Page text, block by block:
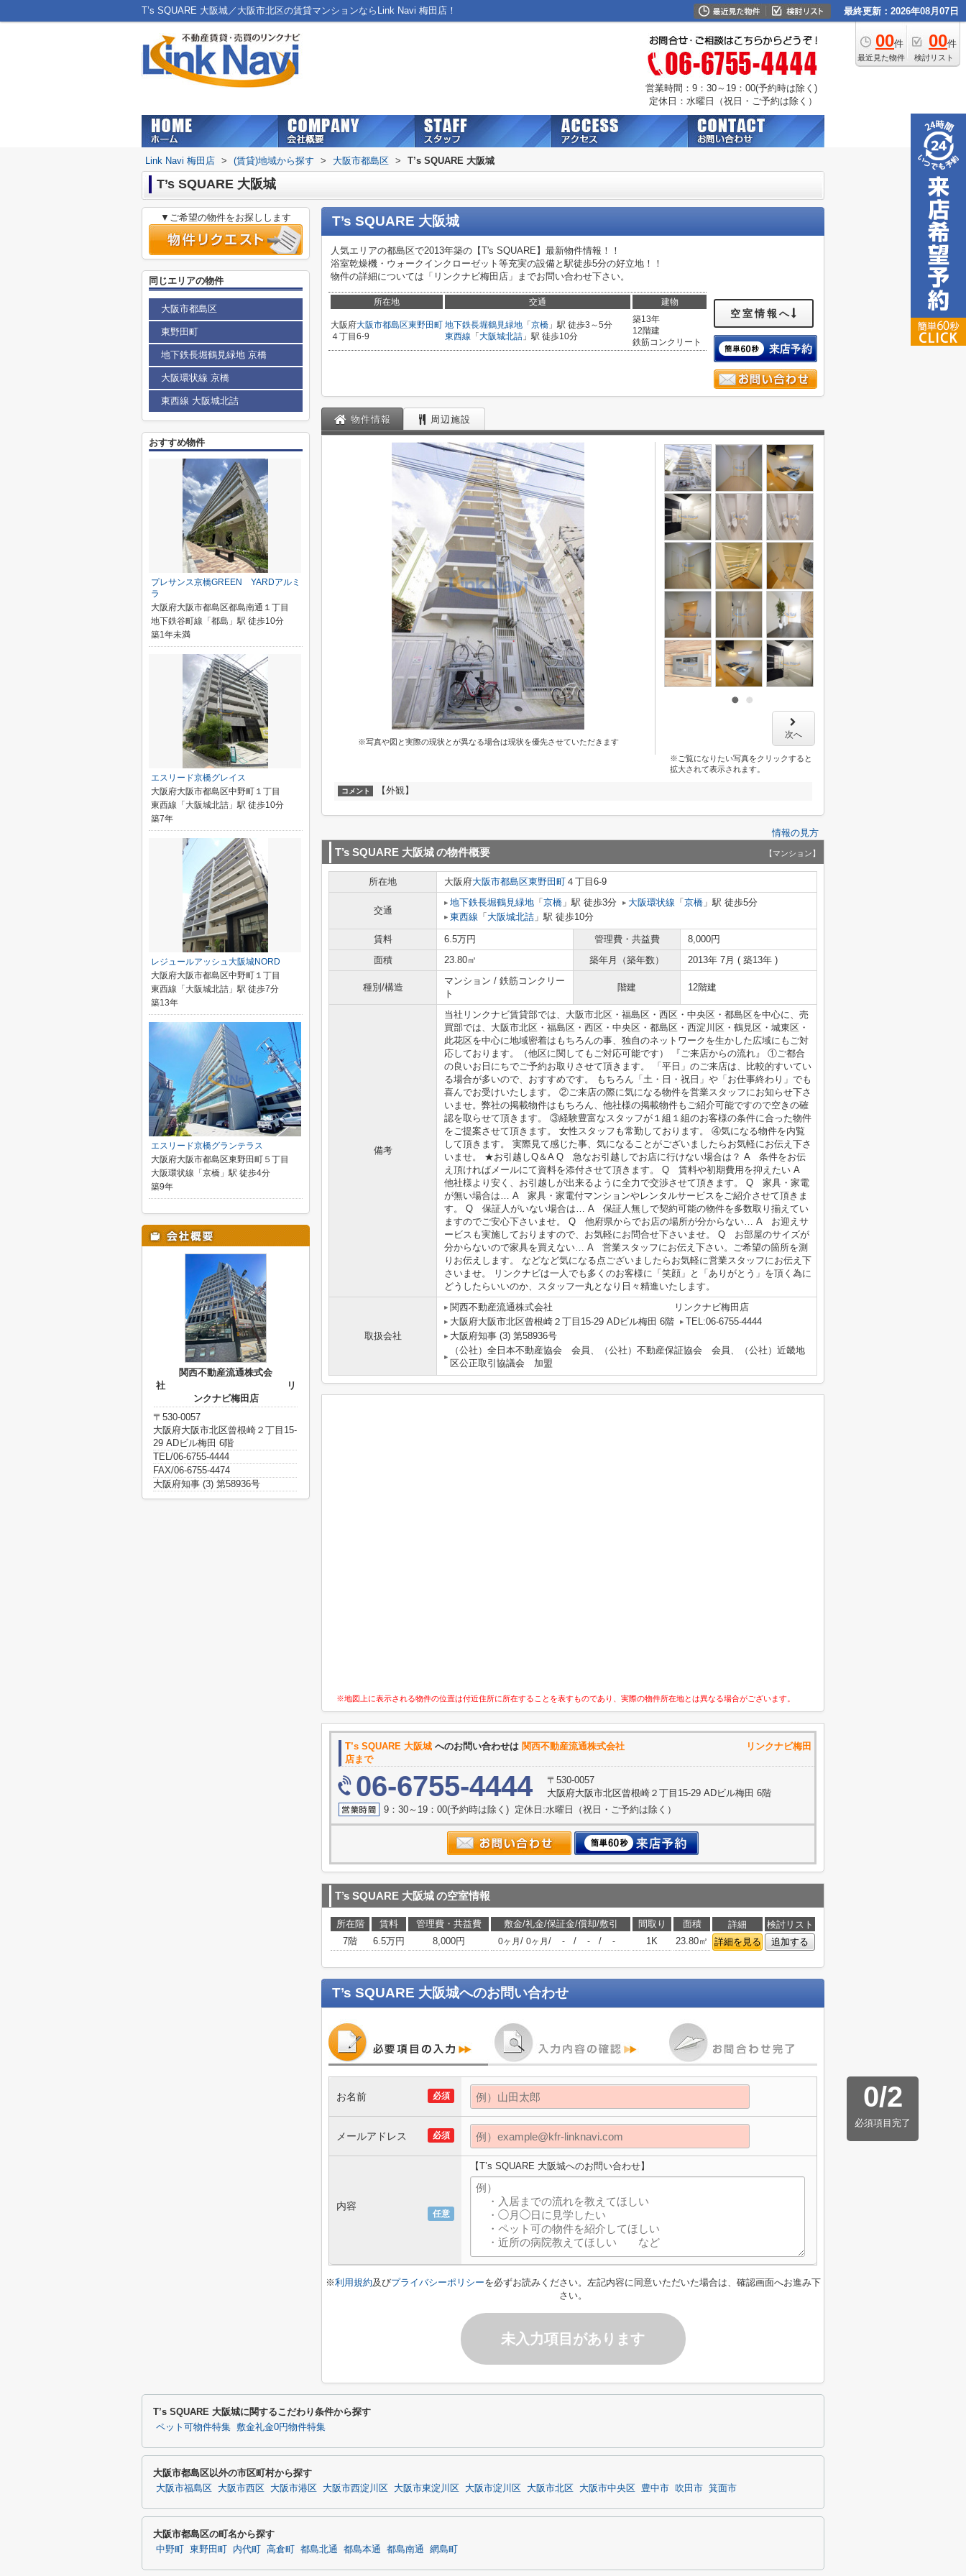
T’s SQUARE 大阪城／大阪市北区の賃貸マンションならLink Navi 梅田店！ 最終更新：2026年08月07日
00件
最近見た物件
00件
検討リスト
営業時間：9：30～19：00(予約時は除く)
定休日：水曜日（祝日・ご予約は除く）
Link Navi 梅田店 > (賃貸)地域から探す > 大阪市都島区 > T’s SQUARE 大阪城
T’s SQUARE 大阪城
T’s SQUARE 大阪城
人気エリアの都島区で2013年築の【T's SQUARE】最新物件情報！！
浴室乾燥機・ウォークインクローゼット等充実の設備と駅徒歩5分の好立地！！
物件の詳細については「リンクナビ梅田店」までお問い合わせ下さい。
所在地 交通 建物
大阪府大阪市都島区東野田町
４丁目6-9
地下鉄長堀鶴見緑地 「 京橋 」駅 徒歩3～5分
東西線 「 大阪城北詰 」駅 徒歩10分
築13年
12階建
鉄筋コンクリート
空室情報へ
物件情報 周辺施設
※写真や図と実際の現状とが異なる場合は現状を優先させていただきます
次へ
※ご覧になりたい写真をクリックすると
拡大されて表示されます。
コメント 【外観】
情報の見方
T’s SQUARE 大阪城の物件概要 【マンション】
所在地 大阪府大阪市都島区東野田町 ４丁目6-9
交通
地下鉄長堀鶴見緑地 「 京橋 」駅 徒歩3分 大阪環状線 「 京橋 」駅 徒歩5分
東西線 「 大阪城北詰 」駅 徒歩10分
賃料 6.5万円 管理費・共益費
8,000円
面積
23.80㎡ 築年月（築年数） 2013年 7月 ( 築13年 )
種別/構造
マンション / 鉄筋コンクリー
ト
階建 12階建
備考
当社リンクナビ賃貸部では、大阪市北区・福島区・西区・中央区・都島区を中心に、売
買部では、大阪市北区・福島区・西区・中央区・都島区・西淀川区・鶴見区・城東区・
此花区を中心に地域密着はもちろんの事、独自のネットワークを生かした広域にもご対
応しております。（他区に関してもご対応可能です） 『ご来店からの流れ』 ①ご都合
の良いお日にちでご予約お取りさせて頂きます。 「平日」のご来店は、比較的すいてい
る場合が多いので、おすすめです。 もちろん「土・日・祝日」や「お仕事終わり」でも
喜んでお受けいたします。 ②ご来店の際に気になる物件を営業スタッフにお知らせ下さ
いませ。弊社の掲載物件はもちろん、他社様の掲載物件もご紹介可能ですので空きの確
認を取らせて頂きます。 ③経験豊富なスタッフが１組１組のお客様の条件に合った物件
をご提案させて頂きます。 女性スタッフも常勤しております。 ④気になる物件を内覧
して頂きます。 実際見て感じた事、気になることがございましたらお気軽にお伝え下さ
いませ。 ★お引越しQ＆A Q 急なお引越しでお店に行けない場合は？ A 条件をお伝
え頂ければメールにて資料を添付させて頂きます。 Q 賃料や初期費用を抑えたい A
他社様より安く、お引越しが出来るように全力で交渉させて頂きます。 Q 家具・家電
が無い場合は… A 家具・家電付マンションやレンタルサービスをご紹介させて頂きま
す。 Q 保証人がいない場合は… A 保証人無しで契約可能の物件を多数取り揃えてい
ますのでご安心下さいませ。 Q 他府県からでお店の場所が分からない… A お迎えサ
ービスも実施しておりますので、お気軽にお問合せ下さいませ。 Q お部屋のサイズが
分からないので家具を買えない… A 営業スタッフにお伝え下さい。ご希望の箇所を測
りお伝えします。 などなど気になる点ございましたらお気軽に営業スタッフにお伝え下
さいませ。 リンクナビは一人でも多くのお客様に「笑顔」と「ありがとう」を頂く為に
どうしたらいいのか、スタッフ一丸となり日々精進いたします。
取扱会社
関西不動産流通株式会社 リンクナビ梅田店
大阪府大阪市北区曾根崎２丁目15-29 ADビル梅田 6階
TEL:06-6755-4444
大阪府知事 (3) 第58936号
（公社）全日本不動産協会 会員、（公社）不動産保証協会 会員、（公社）近畿地
区公正取引協議会 加盟
※地図上に表示される物件の位置は付近住所に所在することを表すものであり、実際の物件所在地とは異なる場合がございます。
T’s SQUARE 大阪城 へのお問い合わせは 関西不動産流通株式会社 リンクナビ梅田
店まで
06-6755-4444
〒530-0057
大阪府大阪市北区曾根崎２丁目15-29 ADビル梅田 6階
9：30～19：00(予約時は除く) 定休日:水曜日（祝日・ご予約は除く）
T’s SQUARE 大阪城の空室情報
所在階 賃料 管理費・共益費 敷金/礼金/保証金/償却/敷引 間取り 面積 詳細
検討リスト
7階
6.5万円 8,000円 0ヶ月 / 0ヶ月 / - / - / - 1K 23.80㎡ 詳細を見る 追加する
T’s SQUARE 大阪城へのお問い合わせ
0/2
必須項目完了
必須
お名前
必須
メールアドレス
任意
内容
【T’s SQUARE 大阪城へのお問い合わせ】
※利用規約及びプライバシーポリシーを必ずお読みください。左記内容に同意いただいた場合は、確認画面へお進み下
さい。
未入力項目があります
▼ご希望の物件をお探しします
同じエリアの物件
大阪市都島区
東野田町
地下鉄長堀鶴見緑地 京橋
大阪環状線 京橋
東西線 大阪城北詰
おすすめ物件
プレサンス京橋GREEN YARDアルミ
ラ
大阪府大阪市都島区都島南通１丁目
地下鉄谷町線「都島」駅 徒歩10分
築1年未満
エスリード京橋グレイス
大阪府大阪市都島区中野町１丁目
東西線「大阪城北詰」駅 徒歩10分
築7年
レジュールアッシュ大阪城NORD
大阪府大阪市都島区中野町１丁目
東西線「大阪城北詰」駅 徒歩7分
築13年
エスリード京橋グランテラス
大阪府大阪市都島区東野田町５丁目
大阪環状線「京橋」駅 徒歩4分
築9年
関西不動産流通株式会
社 リ
ンクナビ梅田店
〒530-0057
大阪府大阪市北区曾根崎２丁目15-
29 ADビル梅田 6階
TEL/06-6755-4444
FAX/06-6755-4474
大阪府知事 (3) 第58936号
T’s SQUARE 大阪城に関するこだわり条件から探す
ペット可物件特集 敷金礼金0円物件特集
大阪市都島区以外の市区町村から探す
大阪市福島区 大阪市西区 大阪市港区 大阪市西淀川区 大阪市東淀川区 大阪市淀川区 大阪市北区 大阪市中央区 豊中市 吹田市 箕面市
大阪市都島区の町名から探す
中野町 東野田町 内代町 高倉町 都島北通 都島本通 都島南通 網島町